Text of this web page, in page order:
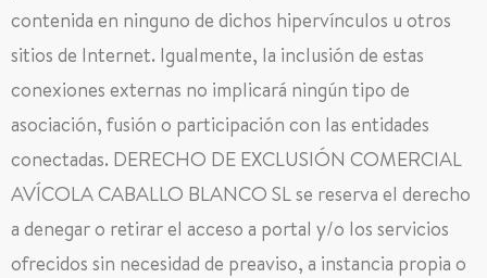
contenida en ninguno de dichos hipervínculos u otros
sitios de Internet. Igualmente, la inclusión de estas
conexiones externas no implicará ningún tipo de
asociación, fusión o participación con las entidades
conectadas. DERECHO DE EXCLUSIÓN COMERCIAL
AVÍCOLA CABALLO BLANCO SL se reserva el derecho
a denegar o retirar el acceso a portal y/o los servicios
ofrecidos sin necesidad de preaviso, a instancia propia o